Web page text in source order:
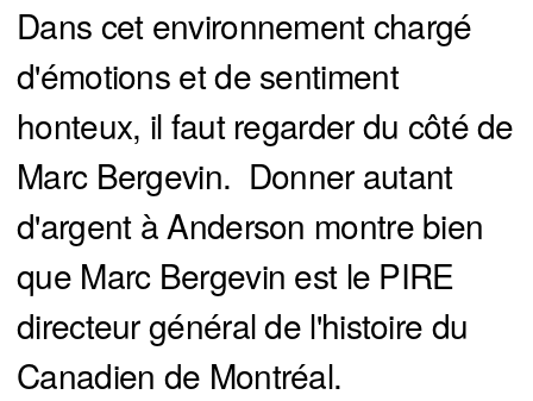
Dans cet environnement chargé
d'émotions et de sentiment
honteux, il faut regarder du côté de
Marc Bergevin. Donner autant
d'argent à Anderson montre bien
que Marc Bergevin est le PIRE
directeur général de l'histoire du
Canadien de Montréal.